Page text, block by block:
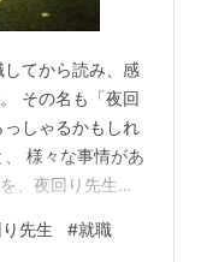
てから読み、感
その名も「夜回
しゃるかもしれ
様々な事情があ
、夜回り先生が
しているため、
先生 #就職